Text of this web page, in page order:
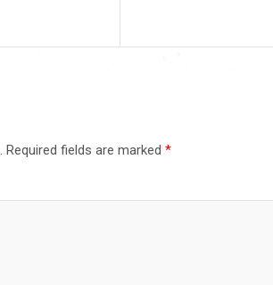
Required fields are marked *